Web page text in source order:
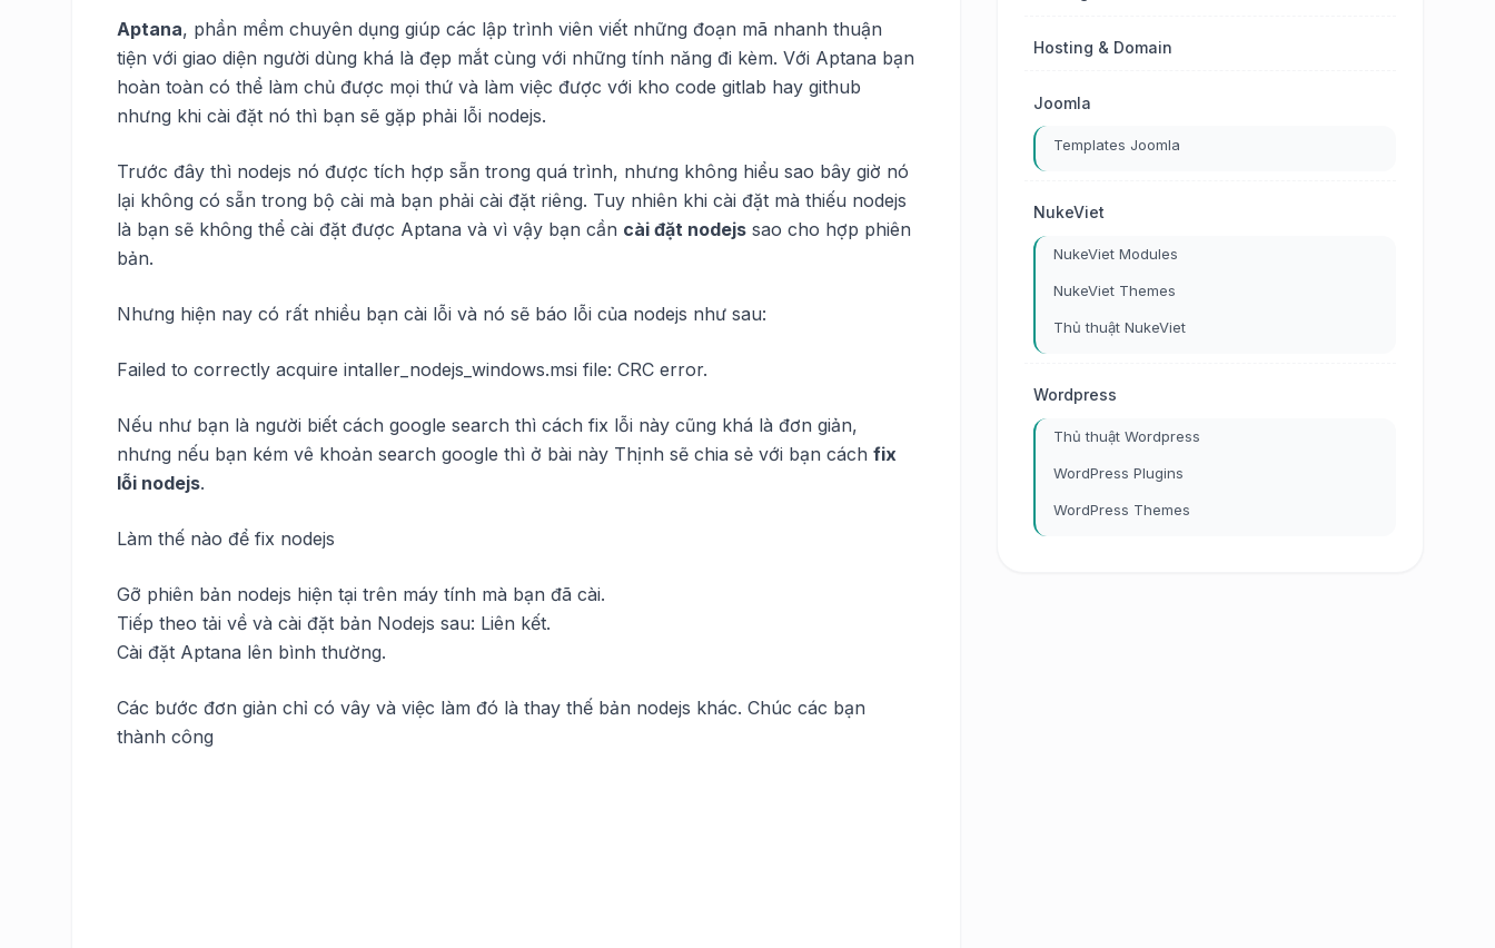
Aptana, phần mềm chuyên dụng giúp các lập trình viên viết những đoạn mã nhanh thuận
tiện với giao diện người dùng khá là đẹp mắt cùng với những tính năng đi kèm. Với Aptana bạn
hoàn toàn có thể làm chủ được mọi thứ và làm việc được với kho code gitlab hay github
nhưng khi cài đặt nó thì bạn sẽ gặp phải lỗi nodejs.
Trước đây thì nodejs nó được tích hợp sẵn trong quá trình, nhưng không hiểu sao bây giờ nó
lại không có sẵn trong bộ cài mà bạn phải cài đặt riêng. Tuy nhiên khi cài đặt mà thiếu nodejs
là bạn sẽ không thể cài đặt được Aptana và vì vậy bạn cần cài đặt nodejs sao cho hợp phiên
bản.
Nhưng hiện nay có rất nhiều bạn cài lỗi và nó sẽ báo lỗi của nodejs như sau:
Failed to correctly acquire intaller_nodejs_windows.msi file: CRC error.
Nếu như bạn là người biết cách google search thì cách fix lỗi này cũng khá là đơn giản,
nhưng nếu bạn kém vê khoản search google thì ở bài này Thịnh sẽ chia sẻ với bạn cách fix
lỗi nodejs.
Làm thế nào để fix nodejs
Gỡ phiên bản nodejs hiện tại trên máy tính mà bạn đã cài.
Tiếp theo tải về và cài đặt bản Nodejs sau: Liên kết.
Cài đặt Aptana lên bình thường.
Các bước đơn giản chỉ có vây và việc làm đó là thay thế bản nodejs khác. Chúc các bạn
thành công
Hosting & Domain
Joomla
Templates Joomla
NukeViet
NukeViet Modules
NukeViet Themes
Thủ thuật NukeViet
Wordpress
Thủ thuật Wordpress
WordPress Plugins
WordPress Themes